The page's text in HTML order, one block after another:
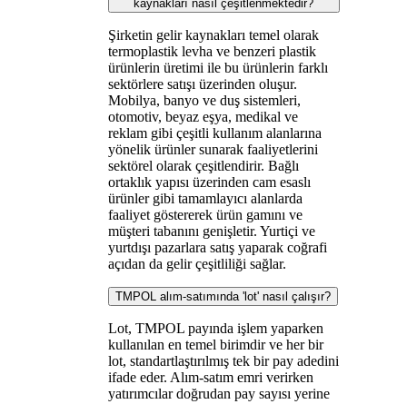
kaynakları nasıl çeşitlenmektedir?
Şirketin gelir kaynakları temel olarak
termoplastik levha ve benzeri plastik
ürünlerin üretimi ile bu ürünlerin farklı
sektörlere satışı üzerinden oluşur.
Mobilya, banyo ve duş sistemleri,
otomotiv, beyaz eşya, medikal ve
reklam gibi çeşitli kullanım alanlarına
yönelik ürünler sunarak faaliyetlerini
sektörel olarak çeşitlendirir. Bağlı
ortaklık yapısı üzerinden cam esaslı
ürünler gibi tamamlayıcı alanlarda
faaliyet göstererek ürün gamını ve
müşteri tabanını genişletir. Yurtiçi ve
yurtdışı pazarlara satış yaparak coğrafi
açıdan da gelir çeşitliliği sağlar.
TMPOL alım-satımında 'lot' nasıl çalışır?
Lot, TMPOL payında işlem yaparken
kullanılan en temel birimdir ve her bir
lot, standartlaştırılmış tek bir pay adedini
ifade eder. Alım-satım emri verirken
yatırımcılar doğrudan pay sayısı yerine